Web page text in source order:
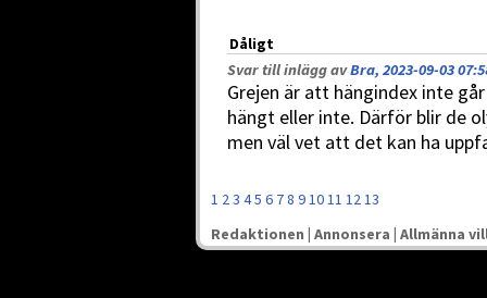
Dåligt
Svar till inlägg avBra, 2023-09-03
Grejen är att hängindex inte
hängt eller inte. Därför blir de
men väl vet att det kan ha
1 23 45 6 78 91011 1213
Redaktionen | Annonsera | Allmänna